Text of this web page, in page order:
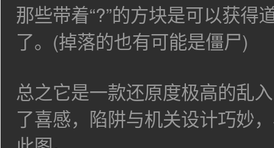
那些带着“?”的方块是可以获得
了。(掉落的也有可能是僵尸)
总之它是一款还原度极高的乱
了喜感，陷阱与机关设计巧妙